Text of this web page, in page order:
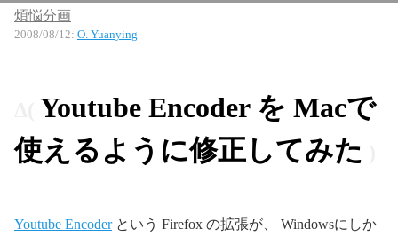
煩悩分画
2008/08/12: O. Yuanying
Youtube Encoder を Macで
使えるように修正してみた
Youtube Encoderという Firefox の拡張が、 Windowsにしか